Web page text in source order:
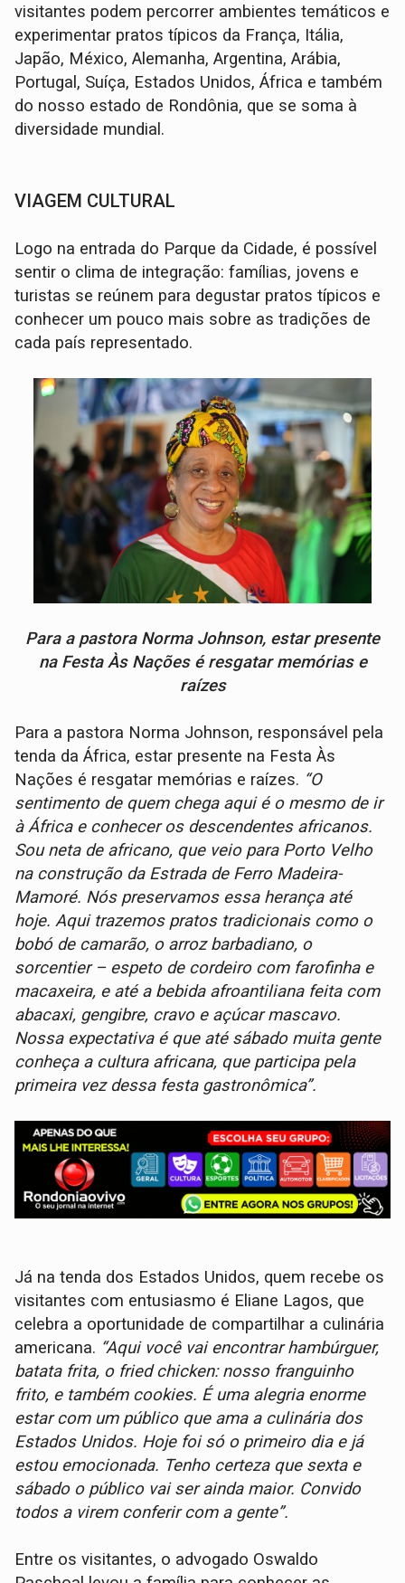
visitantes podem percorrer ambientes temáticos e
experimentar pratos típicos da França, Itália,
Japão, México, Alemanha, Argentina, Arábia,
Portugal, Suíça, Estados Unidos, África e também
do nosso estado de Rondônia, que se soma à
diversidade mundial.
VIAGEM CULTURAL
Logo na entrada do Parque da Cidade, é possível
sentir o clima de integração: famílias, jovens e
turistas se reúnem para degustar pratos típicos e
conhecer um pouco mais sobre as tradições de
cada país representado.
Para a pastora Norma Johnson, estar presente
na Festa Às Nações é resgatar memórias e
raízes
Para a pastora Norma Johnson, responsável pela
tenda da África, estar presente na Festa Às
Nações é resgatar memórias e raízes. “O
sentimento de quem chega aqui é o mesmo de ir
à África e conhecer os descendentes africanos.
Sou neta de africano, que veio para Porto Velho
na construção da Estrada de Ferro Madeira-
Mamoré. Nós preservamos essa herança até
hoje. Aqui trazemos pratos tradicionais como o
bobó de camarão, o arroz barbadiano, o
sorcentier – espeto de cordeiro com farofinha e
macaxeira, e até a bebida afroantiliana feita com
abacaxi, gengibre, cravo e açúcar mascavo.
Nossa expectativa é que até sábado muita gente
conheça a cultura africana, que participa pela
primeira vez dessa festa gastronômica”.
Já na tenda dos Estados Unidos, quem recebe os
visitantes com entusiasmo é Eliane Lagos, que
celebra a oportunidade de compartilhar a culinária
americana. “Aqui você vai encontrar hambúrguer,
batata frita, o fried chicken: nosso franguinho
frito, e também cookies. É uma alegria enorme
estar com um público que ama a culinária dos
Estados Unidos. Hoje foi só o primeiro dia e já
estou emocionada. Tenho certeza que sexta e
sábado o público vai ser ainda maior. Convido
todos a virem conferir com a gente”.
Entre os visitantes, o advogado Oswaldo